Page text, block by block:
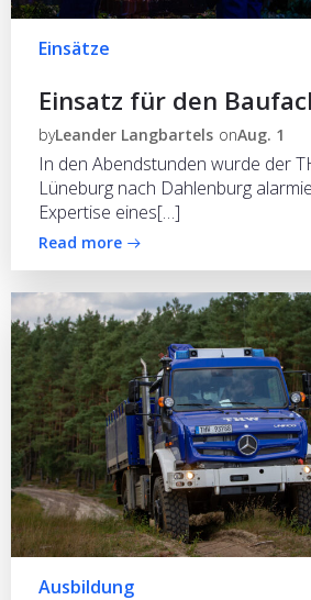
Einsätze
Einsatz für den
byLeander Langbartels onAug. 1
In den Abendstunden wurde der
Lüneburg nach Dahlenburg
Expertise eines[…]
Read more
Ausbildung